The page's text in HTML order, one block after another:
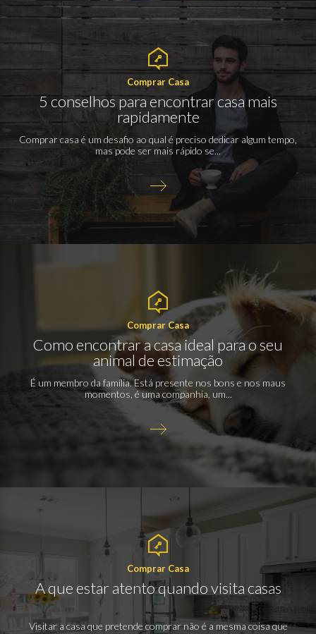
Comprar Casa
5 conselhos para encontrar casa mais
rapidamente
Comprar casa é um desafio ao qual é preciso dedicar algum tempo,
mas pode ser mais rápido se...
Comprar Casa
Como encontrar a casa ideal para o seu
animal de estimação
É um membro da família. Está presente nos bons e nos maus
momentos, é uma companhia, um...
Comprar Casa
A que estar atento quando visita casas
Visitar a casa que pretende comprar não é a mesma coisa que